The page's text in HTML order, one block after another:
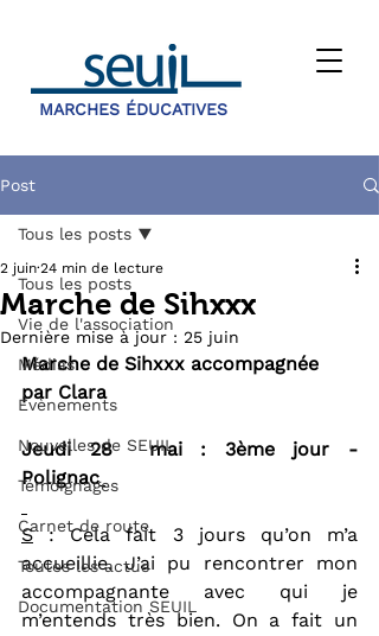
MARCHES ÉDUCATIVES
Post
Tous les posts
Vie de l'association
Médias
Évènements
Nouvelles de SEUIL
Témoignages
Carnet de route
Toutes les actus
Documentation SEUIL
Tous les posts
Marche de Sihxxx
2 juin 24 min de lecture
Dernière mise à jour : 25 juin
Marche de Sihxxx accompagnée
par Clara
Jeudi 28  mai : 3ème jour -
Polignac
S : Cela fait 3 jours qu’on m’a
accueillie. J’ai pu rencontrer mon
accompagnante avec qui je
m’entends très bien. On a fait un